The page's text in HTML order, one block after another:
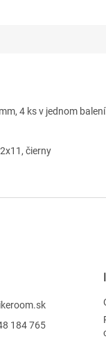
4 ks v jednom
čierny
184 765